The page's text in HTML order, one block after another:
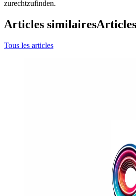
zurechtzufinden.
Articles similaires
Tous les articles